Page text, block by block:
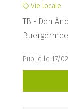
Vie locale
TB - Den
Publié le 17/